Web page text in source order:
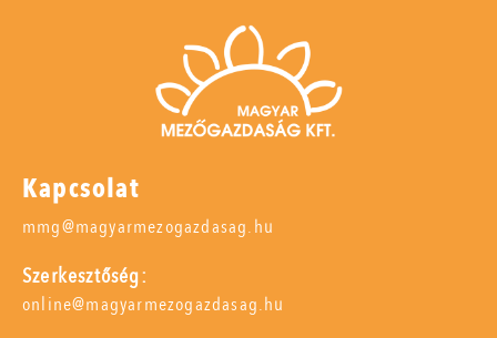
Kapcsolat
mmg@magyarmezogazdasag.hu
Szerkesztőség:
online@magyarmezogazdasag.hu